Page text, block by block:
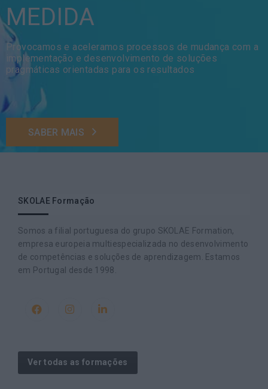
MEDIDA
Provocamos e aceleramos processos de mudança com a
implementação e desenvolvimento de soluções
pragmáticas orientadas para os resultados
SABER MAIS
SKOLAE Formação
Somos a filial portuguesa do grupo SKOLAE Formation,
empresa europeia multiespecializada no desenvolvimento
de competências e soluções de aprendizagem. Estamos
em Portugal desde 1998.
Ver todas as formações